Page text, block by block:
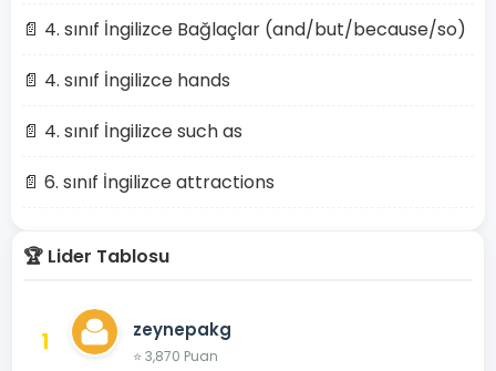
📄 4. sınıf İngilizce Bağlaçlar (and/but/because/so)
📄 4. sınıf İngilizce hands
📄 4. sınıf İngilizce such as
📄 6. sınıf İngilizce attractions
🏆 Lider Tablosu
1 zeynepakg
⭐ 3,870 Puan